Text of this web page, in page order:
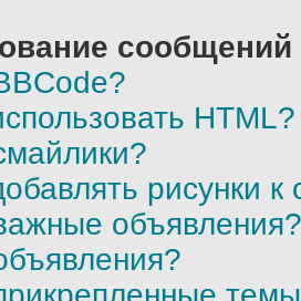
HTML?
рисунки
объявления?